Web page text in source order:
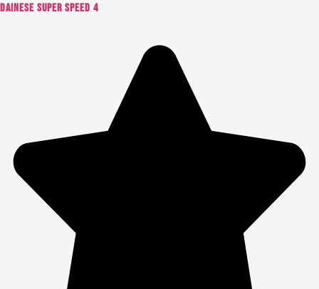
Dainese Super Speed 4